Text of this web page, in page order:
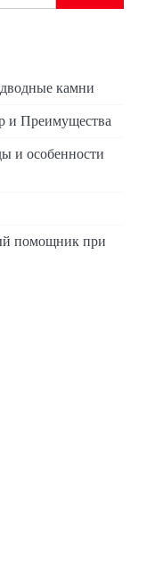
камни
и Преимущества
и особенности
помощник при